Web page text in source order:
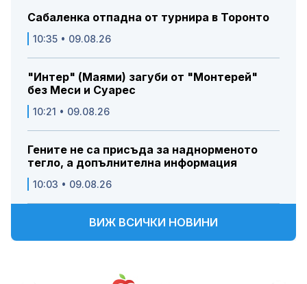
Сабаленка отпадна от турнира в Торонто
10:35 • 09.08.26
"Интер" (Маями) загуби от "Монтерей"
без Меси и Суарес
10:21 • 09.08.26
Гените не са присъда за наднорменото
тегло, а допълнителна информация
10:03 • 09.08.26
ВИЖ ВСИЧКИ НОВИНИ